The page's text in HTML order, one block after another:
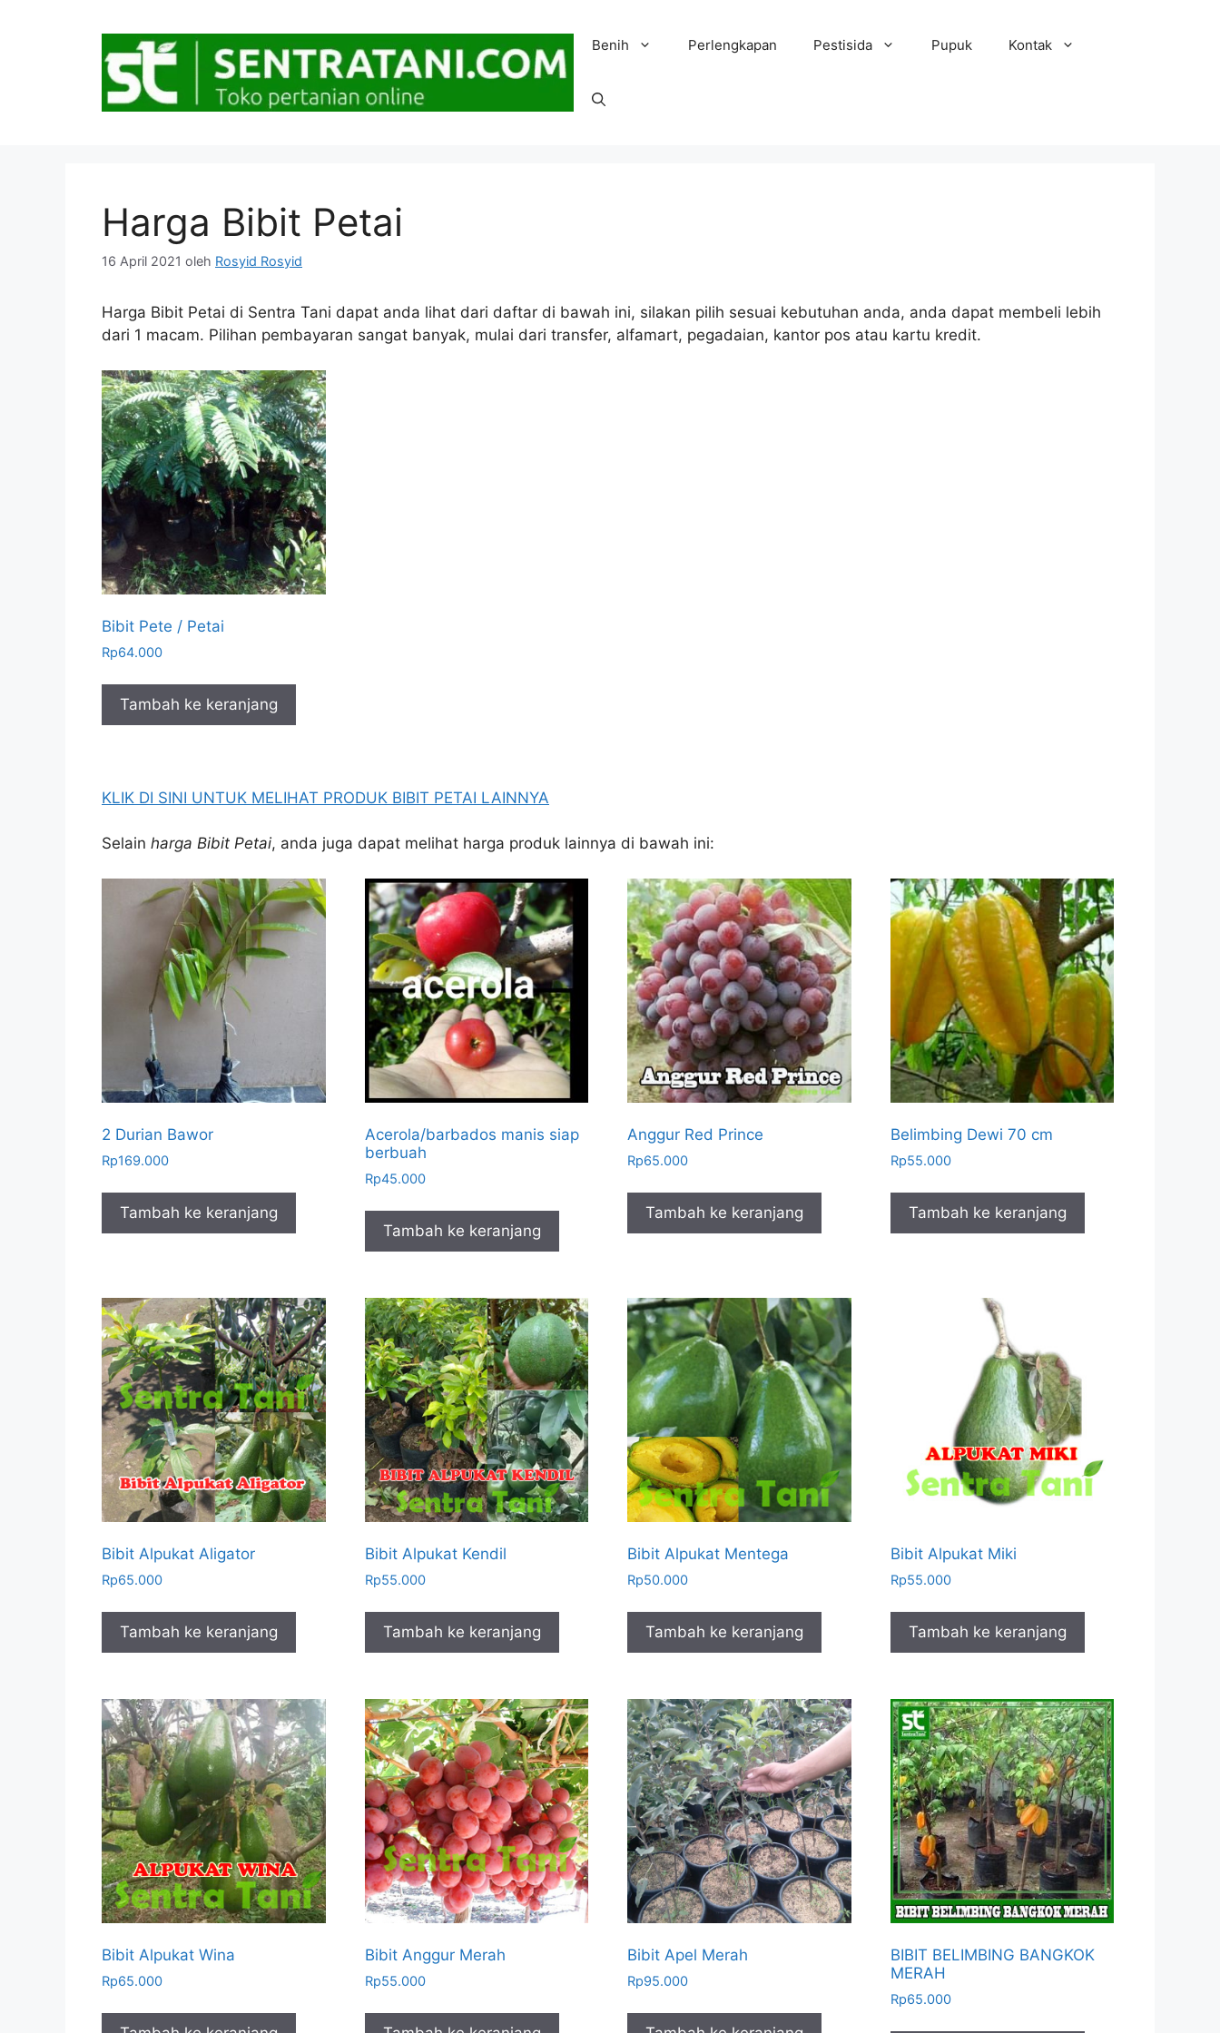
Benih Perlengkapan Pestisida Pupuk Kontak
Harga Bibit Petai
16 April 2021 oleh Rosyid Rosyid
Harga Bibit Petai di Sentra Tani dapat anda lihat dari daftar di bawah ini, silakan pilih sesuai kebutuhan anda, anda dapat membeli lebih
dari 1 macam. Pilihan pembayaran sangat banyak, mulai dari transfer, alfamart, pegadaian, kantor pos atau kartu kredit.
Bibit Pete / Petai
Rp64.000
Tambah ke keranjang
KLIK DI SINI UNTUK MELIHAT PRODUK BIBIT PETAI LAINNYA
Selain harga Bibit Petai, anda juga dapat melihat harga produk lainnya di bawah ini:
2 Durian Bawor
Rp169.000
Tambah ke keranjang
Acerola/barbados manis siap
berbuah
Rp45.000
Tambah ke keranjang
Anggur Red Prince
Rp65.000
Tambah ke keranjang
Belimbing Dewi 70 cm
Rp55.000
Tambah ke keranjang
Bibit Alpukat Aligator
Rp65.000
Tambah ke keranjang
Bibit Alpukat Kendil
Rp55.000
Tambah ke keranjang
Bibit Alpukat Mentega
Rp50.000
Tambah ke keranjang
Bibit Alpukat Miki
Rp55.000
Tambah ke keranjang
Bibit Alpukat Wina
Rp65.000
Bibit Anggur Merah
Rp55.000
Bibit Apel Merah
Rp95.000
BIBIT BELIMBING BANGKOK
MERAH
Rp65.000